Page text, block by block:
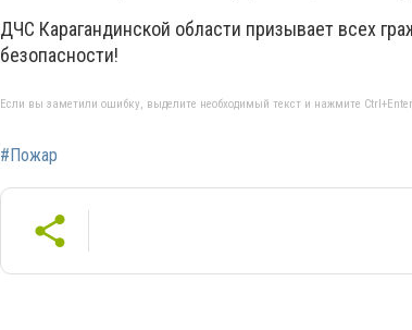
ДЧС Карагандинской области призывает всех
безопасности!
Если вы заметили ошибку, выделите необходимый текст и нажмите
#Пожар